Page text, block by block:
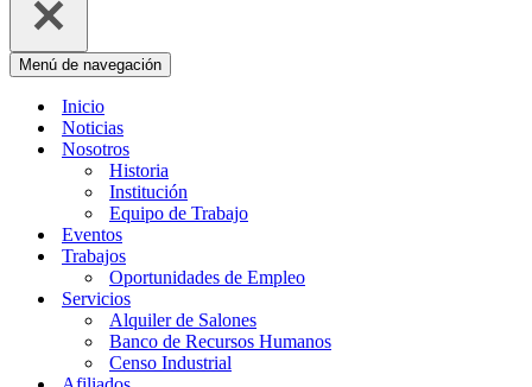
Menú de navegación
Inicio
Noticias
Nosotros
Historia
Institución
Equipo de Trabajo
Eventos
Trabajos
Oportunidades de Empleo
Servicios
Alquiler de Salones
Banco de Recursos Humanos
Censo Industrial